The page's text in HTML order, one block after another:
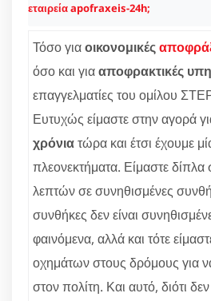
εταιρεία apofraxeis-24h;
Τόσο γιαοικονομικές
όσο και γιααποφρακτικές
επαγγελματίες του ομίλου
Ευτυχώς είμαστε στην αγορά
χρόνιατώρα και έτσι έχουμε
πλεονεκτήματα. Είμαστε
λεπτών σε συνηθισμένες
συνθήκες δεν είναι
φαινόμενα, αλλά και τότε
οχημάτων στους δρόμους για
στον πολίτη. Και αυτό, διότι